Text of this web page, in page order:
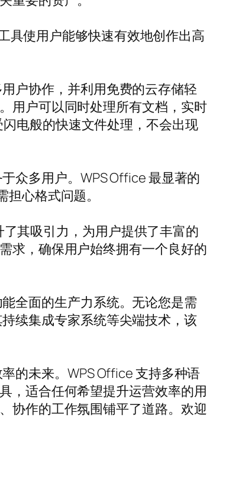
具使用户能够快速有效地创作出高
户协作，并利用免费的云存储轻
用户可以同时处理所有文档，实时
电般的快速文件处理，不会出现
众多用户。WPS Office 最显著的
心格式问题。
其吸引力，为用户提供了丰富的
求，确保用户始终拥有一个良好的
全面的生产力系统。无论您是需
续集成专家系统等尖端技术，该
的未来。WPS Office 支持多种语
，适合任何希望提升运营效率的用
协作的工作氛围铺平了道路。欢迎